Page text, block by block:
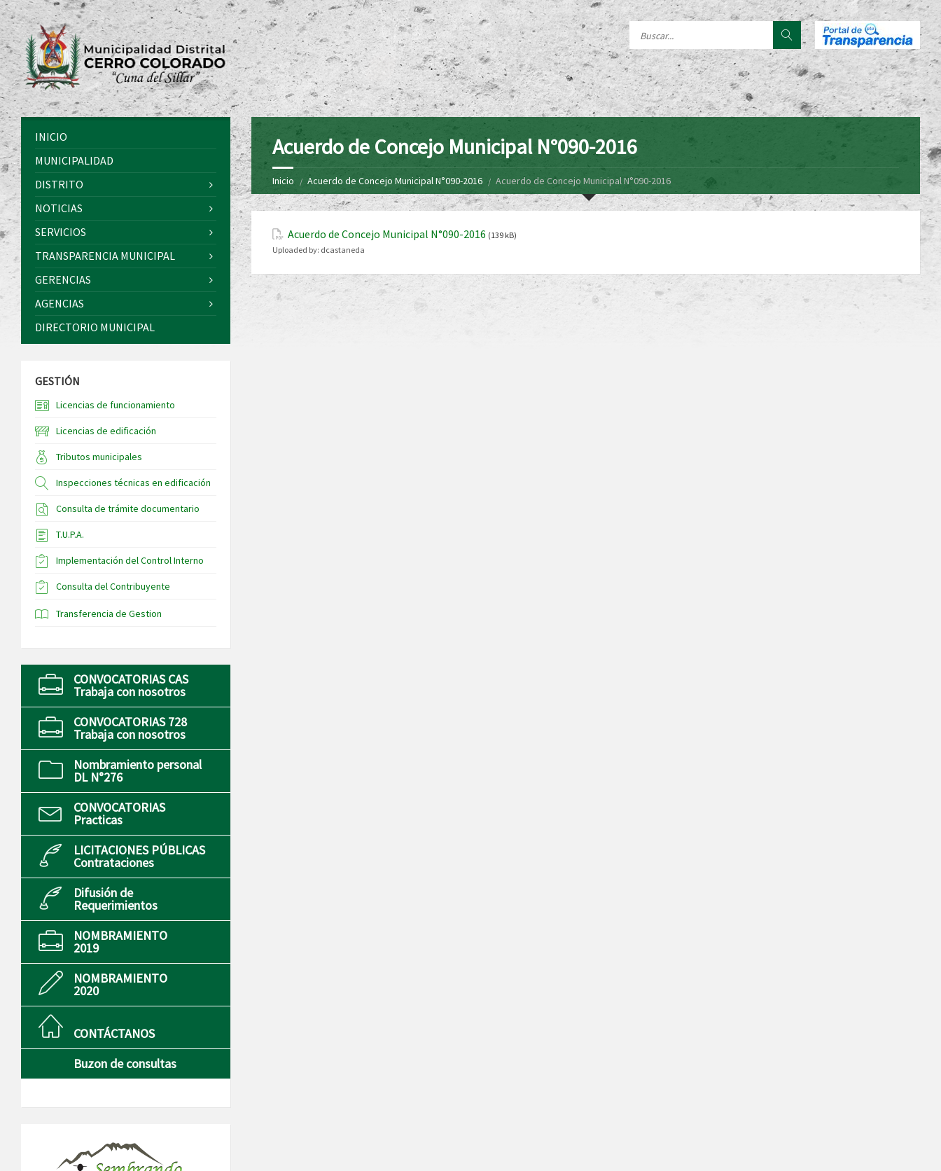
Acuerdo de Concejo Municipal N°090-2016
Inicio Acuerdo de Concejo Municipal N°090-2016 Acuerdo de Concejo Municipal N°090-2016
Acuerdo de Concejo Municipal N°090-2016 (139 kB)
Uploaded by: dcastaneda
INICIO
MUNICIPALIDAD
DISTRITO
NOTICIAS
SERVICIOS
TRANSPARENCIA MUNICIPAL
GERENCIAS
AGENCIAS
DIRECTORIO MUNICIPAL
GESTIÓN
Licencias de funcionamiento
Licencias de edificación
Tributos municipales
Inspecciones técnicas en edificación
Consulta de trámite documentario
T.U.P.A.
Implementación del Control Interno
Consulta del Contribuyente
Transferencia de Gestion
CONVOCATORIAS CAS
Trabaja con nosotros
CONVOCATORIAS 728
Trabaja con nosotros
Nombramiento personal
DL N°276
CONVOCATORIAS
Practicas
LICITACIONES PÚBLICAS
Contrataciones
Difusión de
Requerimientos
NOMBRAMIENTO
2019
NOMBRAMIENTO
2020
CONTÁCTANOS
Buzon de consultas